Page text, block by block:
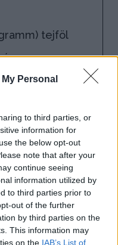
Personal
to third parties, or
information for
the below opt-out
note that after your
continue seeing
information utilized by
to third parties prior to
out of the further
by third parties on the
This information may
on the IAB’s List of
tejföl
vagy